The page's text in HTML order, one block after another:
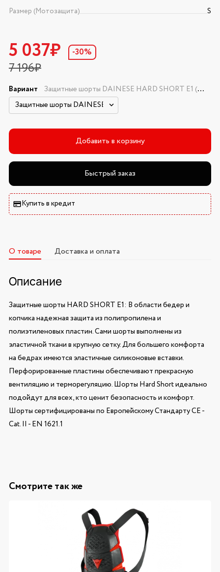
Размер (Мотозащита)
S
5 037₽
7 196₽
-30%
Вариант Защитные шорты DAINESE HARD SHORT E1 (- S)
Добавить в корзину
Быстрый заказ
Купить в кредит
О товаре Доставка и оплата
Описание
Защитные шорты HARD SHORT E1: В области бедер и
копчика надежная защита из полипропилена и
полиэтиленовых пластин. Сами шорты выполнены из
эластичной ткани в крупную сетку. Для большего комфорта
на бедрах имеются эластичные силиконовые вставки.
Перфорированные пластины обеспечивают прекрасную
вентиляцию и терморегуляцию. Шорты Hard Short идеально
подойдут для всех, кто ценит безопасность и комфорт.
Шорты сертифицированы по Европейскому Стандарту CE -
Cat. II - EN 1621.1
Смотрите так же